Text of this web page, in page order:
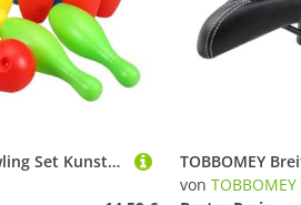
TOBBOMEY Bowling Set Kunststoffspielzeug Bowling Spielset mit Bällen für Drinnen und Draußen Fördert Koordination und Bewegung Vielseitig für Kindergarten und Freizeit
von TOBBOMEY